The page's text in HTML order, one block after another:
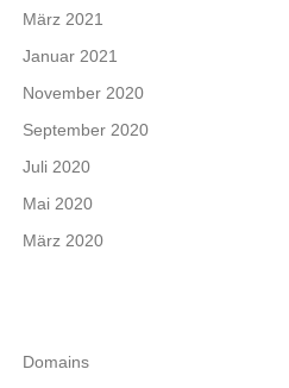
März 2021
Januar 2021
November 2020
September 2020
Juli 2020
Mai 2020
März 2020
Domains